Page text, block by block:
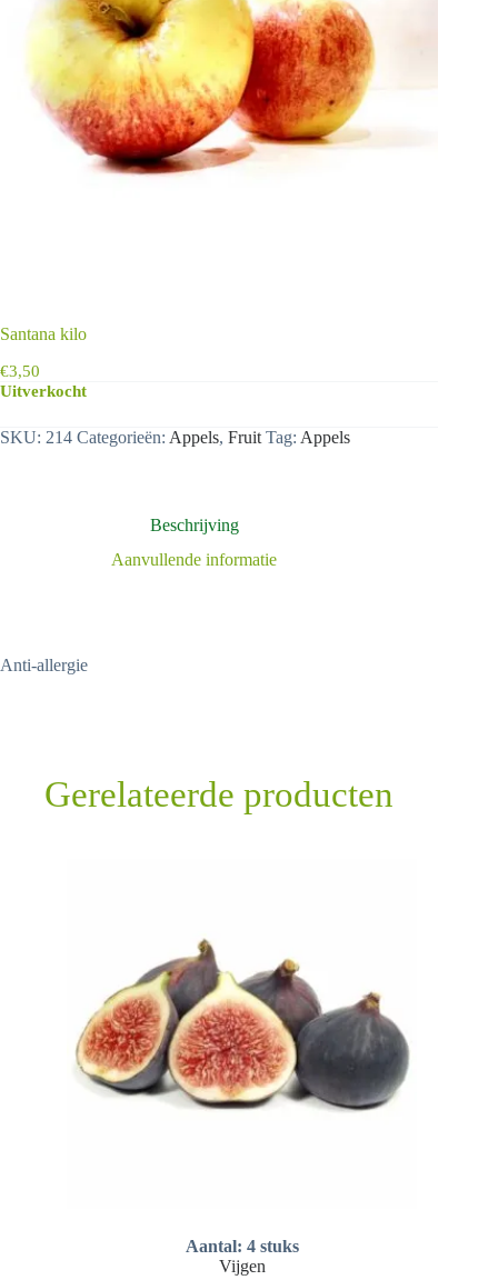
Santana kilo
€3,50
Uitverkocht
SKU: 214 Categorieën: Appels, Fruit Tag: Appels
Beschrijving
Aanvullende informatie
Anti-allergie
Gerelateerde producten
Vijgen
Aantal: 4 stuks